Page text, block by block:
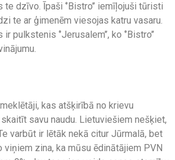
dzīvo. Īpaši ‘’Bistro’’ iemīļojuši tūristi
te ar ģimenēm viesojas katru vasaru.
‘’Jerusalem’’, ko ‘’Bistro’’
kas atšķirībā no krievu
savu naudu. Lietuviešiem nešķiet,
varbūt ir lētāk nekā citur Jūrmalā, bet
viņiem zina, ka mūsu ēdinātājiem PVN